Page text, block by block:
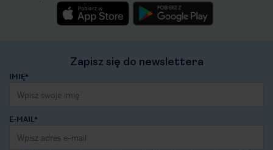
Zapisz się do newslettera
IMIĘ*
E-MAIL*